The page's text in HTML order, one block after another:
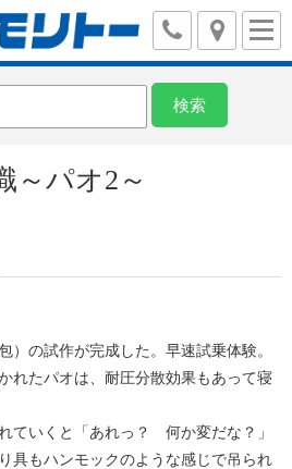
～パオ2～
の試作が完成した。早速試乗体験。
れたパオは、耐圧分散効果もあって寝
ていくと「あれっ？ 何か変だな？」
具もハンモックのような感じで吊られ